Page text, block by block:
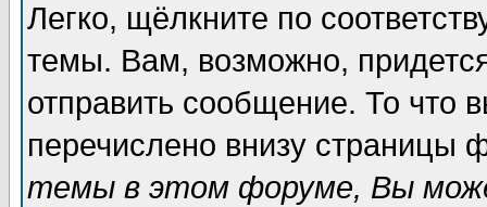
Легко, щёлкните по
темы. Вам, возможно,
отправить сообщение. То что
перечислено внизу страницы
темы в этом форуме, Вы